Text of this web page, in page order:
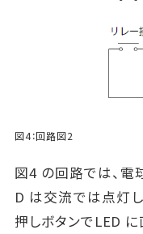
図4：回路図2
図4 の回路では、電
D は交流では点灯
押しボタンでLED